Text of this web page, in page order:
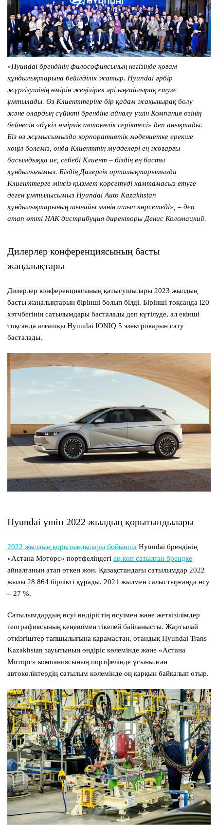
«Hyundai брендінің философиясының негізінде қоғам
құндылықтарына бейілділік жатыр. Hyundai әрбір
жүргізушінің өмірін жеңілірек әрі ыңғайлырақ етуге
ұмтылады. Өз Клиенттеріне бір қадам жақынырақ болу
және олардың сүйікті брендіне айналу үшін Компания өзінің
бейнесін «бүкіл өмірлік автокөлік серіктесі» деп анықтады.
Біз өз жұмысымызда корпоративтік мәдениетке ерекше
көңіл бөлеміз, онда Клиенттің мүдделері ең жоғарғы
басымдыққа ие, себебі Клиент – біздің ең басты
құндылығымыз. Біздің Дилерлік орталықтарымызда
Клиенттерге мінсіз қызмет көрсетуді қамтамасыз етуге
деген ұмтылысымыз Hyundai Auto Kazakhstan
құндылықтарының шынайы мәнін ашып көрсетеді», – деп
атап өтті HAK дистрибуция директоры Денис Коломацкий.
Дилерлер конференциясының басты
жаңалықтары
Дилерлер конференциясының қатысушылары 2023 жылдың
басты жаңалықтарын бірінші болып білді. Бірінші тоқсанда i20
хэтчбегінің сатылымдары басталады деп күтілуде, ал екінші
тоқсанда алғашқы Hyundai IONIQ 5 электрокарын сату
басталады.
Hyundai үшін 2022 жылдың қорытындылары
2022 жылдың қорытындылары бойынша Hyundai брендінің
«Астана Моторс» портфеліндегі ең көп сатылған брендке
айналғанын атап өткен жөн. Қазақстандағы сатылымдар 2022
жылы 28 864 бірлікті құрады. 2021 жылмен салыстырғанда өсу
– 27 %.
Сатылымдардың өсуі өндірістің өсуімен және жеткізілімдер
географиясының кеңеюімен тікелей байланысты. Жартылай
өткізгіштер тапшылығына қарамастан, отандық Hyundai Trans
Kazakhstan зауытының өндіріс көлемінде және «Астана
Моторс» компаниясының портфелінде ұсынылған
автокөліктердің сатылым көлемінде оң қарқын байқалып отыр.